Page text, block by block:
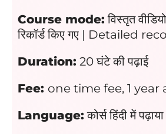
Course mode: विस्तृत
रिकॉर्ड किए गए | Detailed
Duration: 20 घंटे की पढ़ाई
Fee: one time fee, 1 year
Language: कोर्स हिंदी में